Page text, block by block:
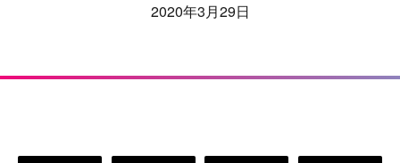
2020年3月29日